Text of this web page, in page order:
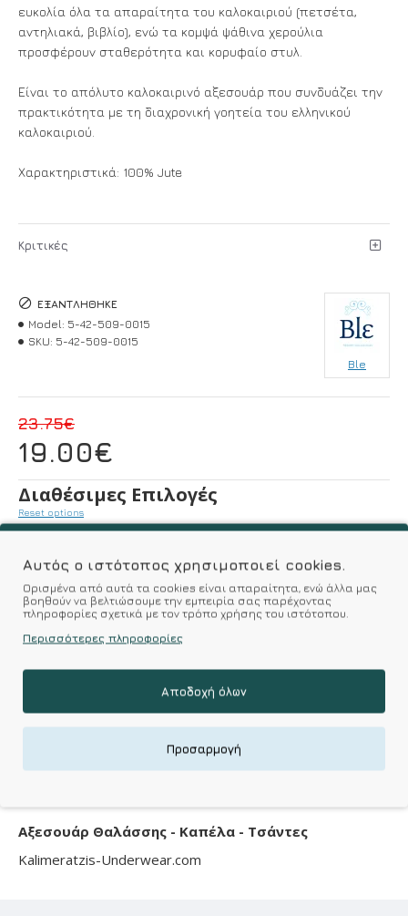
ευκολία όλα τα απαραίτητα του καλοκαιριού (πετσέτα,
αντηλιακά, βιβλίο), ενώ τα κομψά ψάθινα χερούλια
προσφέρουν σταθερότητα και κορυφαίο στυλ.
Είναι το απόλυτο καλοκαιρινό αξεσουάρ που συνδυάζει την
πρακτικότητα με τη διαχρονική γοητεία του ελληνικού
καλοκαιριού.
Χαρακτηριστικά: 100% Jute
Κριτικές
Σύμφωνα με 0 αξιολογήσεις. - Γράψτε μια κριτική
19.00€
23.75€
ΕΞΑΝΤΛΉΘΗΚΕ
Model: 5-42-509-0015
SKU: 5-42-509-0015
Ble
Διαθέσιμες Επιλογές
Reset options
Επιλέξτε Μέγεθος
Αξεσουάρ Θαλάσσης - Καπέλα - Τσάντες
Kalimeratzis-Underwear.com
Αυτός ο ιστότοπος χρησιμοποιεί cookies.
Ορισμένα από αυτά τα cookies είναι απαραίτητα, ενώ άλλα μας
βοηθούν να βελτιώσουμε την εμπειρία σας παρέχοντας
πληροφορίες σχετικά με τον τρόπο χρήσης του ιστότοπου.
Περισσότερες πληροφορίες
Αποδοχή όλων
Προσαρμογή